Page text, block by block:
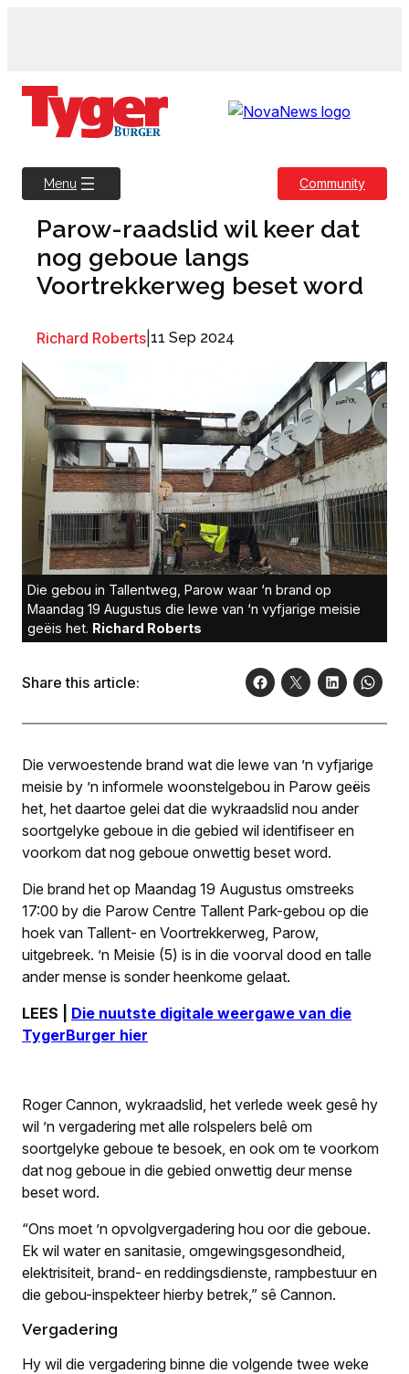
Menu Community
Parow-raadslid wil keer dat
nog geboue langs
Voortrekkerweg beset word
Richard Roberts 11 Sep 2024
Die gebou in Tallentweg, Parow waar ‘n brand op
Maandag 19 Augustus die lewe van ‘n vyfjarige meisie
geëis het. Richard Roberts
Share this article:
Die verwoestende brand wat die lewe van ’n vyfjarige
meisie by ’n informele woonstelgebou in Parow geëis
het, het daartoe gelei dat die wykraadslid nou ander
soortgelyke geboue in die gebied wil identifiseer en
voorkom dat nog geboue onwettig beset word.
Die brand het op Maandag 19 Augustus omstreeks
17:00 by die Parow Centre Tallent Park-gebou op die
hoek van Tallent- en Voortrekkerweg, Parow,
uitgebreek. ’n Meisie (5) is in die voorval dood en talle
ander mense is sonder heenkome gelaat.
LEES | Die nuutste digitale weergawe van die
TygerBurger hier
Roger Cannon, wykraadslid, het verlede week gesê hy
wil ’n vergadering met alle rolspelers belê om
soortgelyke geboue te besoek, en ook om te voorkom
dat nog geboue in die gebied onwettig deur mense
beset word.
“Ons moet ’n opvolgvergadering hou oor die geboue.
Ek wil water en sanitasie, omgewingsgesondheid,
elektrisiteit, brand- en reddingsdienste, rampbestuur en
die gebou-inspekteer hierby betrek,” sê Cannon.
Vergadering
Hy wil die vergadering binne die volgende twee weke